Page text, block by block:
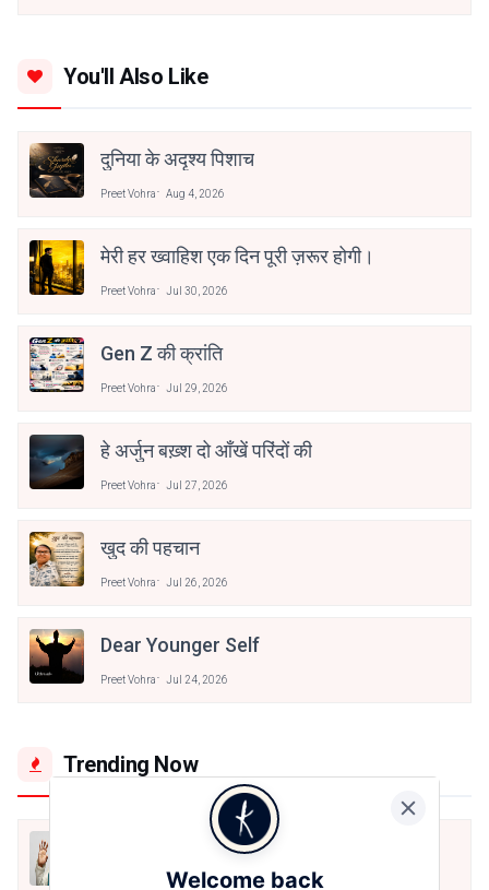
You'll Also Like
दुनिया के अदृश्य पिशाच
Preet Vohra Aug 4, 2026
मेरी हर ख्वाहिश एक दिन पूरी ज़रूर होगी।
Preet Vohra Jul 30, 2026
Gen Z की क्रांति
Preet Vohra Jul 29, 2026
हे अर्जुन बख़्श दो आँखें परिंदों की
Preet Vohra Jul 27, 2026
खुद की पहचान
Preet Vohra Jul 26, 2026
Dear Younger Self
Preet Vohra Jul 24, 2026
Trending Now
Jun 16, 2020Welcome back